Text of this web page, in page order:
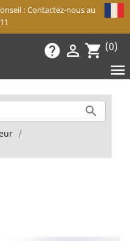
: Contactez-nous au
help  shopping_cart (0)

